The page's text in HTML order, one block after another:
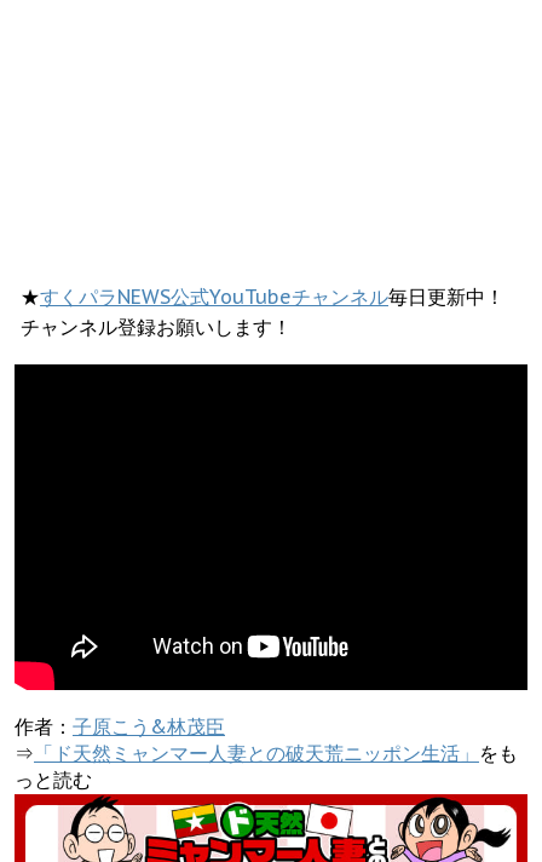
★すくパラNEWS公式YouTubeチャンネル毎日更新中！
チャンネル登録お願いします！
作者： 子原こう&林茂臣
⇒ 「ド天然ミャンマー人妻との破天荒ニッポン生活」 をも
っと読む